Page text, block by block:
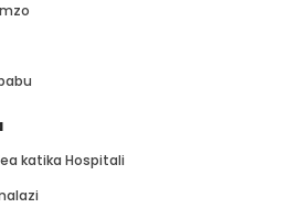
katika Hospitali